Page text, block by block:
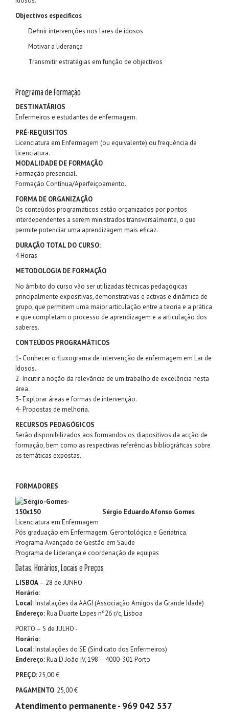
Objectivos específicos
Definir intervenções nos lares de idosos
Motivar a liderança
Transmitir estratégias em função de objectivos
Programa de Formação
DESTINATÁRIOS
Enfermeiros e estudantes de enfermagem.
PRÉ-REQUISITOS
Licenciatura em Enfermagem (ou equivalente) ou frequência de
licenciatura.
MODALIDADE DE FORMAÇÃO
Formação presencial.
Formação Contínua/Aperfeiçoamento.
FORMA DE ORGANIZAÇÃO
Os conteúdos programáticos estão organizados por pontos
interdependentes a serem ministrados transversalmente, o que
permite potenciar uma aprendizagem mais eficaz.
DURAÇÃO TOTAL DO CURSO:
4 Horas
METODOLOGIA DE FORMAÇÃO
No âmbito do curso vão ser utilizadas técnicas pedagógicas
principalmente expositivas, demonstrativas e activas e dinâmica de
grupo, que permitem uma maior articulação entre a teoria e a prática
e que completam o processo de aprendizagem e a articulação dos
saberes.
CONTEÚDOS PROGRAMÁTICOS
1- Conhecer o fluxograma de intervenção de enfermagem em Lar de
Idosos.
2- Incutir a noção da relevância de um trabalho de excelência nesta
área.
3- Explorar áreas e formas de intervenção.
4- Propostas de melhoria.
RECURSOS PEDAGÓGICOS
Serão disponibilizados aos formandos os diapositivos da acção de
formação, bem como as respectivas referências bibliográficas sobre
as temáticas expostas.
FORMADORES
Sérgio Eduardo Afonso Gomes
Licenciatura em Enfermagem
Pós graduação em Enfermagem. Gerontológica e Geriátrica.
Programa Avançado de Gestão em Saúde
Programa de Liderança e coordenação de equipas
Datas, Horários, Locais e Preços
LISBOA – 28 de JUNHO -
Horário:
Local:Instalações da AAGI (Associação Amigos da Grande Idade)
Endereço:Rua Duarte Lopes nº26 r/c, Lisboa
PORTO – 5 de JULHO -
Horário:
Local:Instalações do SE (Sindicato dos Enfermeiros)
Endereço:Rua D.João IV, 198 – 4000-301 Porto
PREÇO: 25,00 €
PAGAMENTO: 25,00 €
Atendimento permanente - 969 042 537